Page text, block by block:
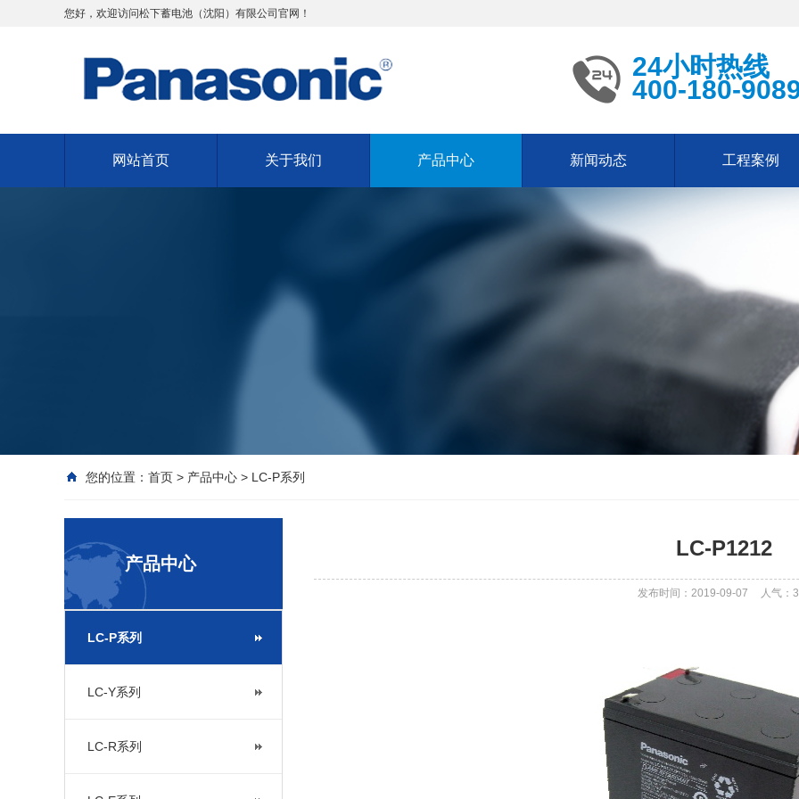
您好，欢迎访问松下蓄电池（沈阳）有限公司官网！
24小时热线
400-180-
网站首页 关于我们 产品中心 新闻动态 工程案例
您的位置： 首页 > 产品中心 > LC-P系列
产品中心
LC-P系列
LC-Y系列
LC-R系列
LC-P1212
发布时间：2019-09-07 人气：